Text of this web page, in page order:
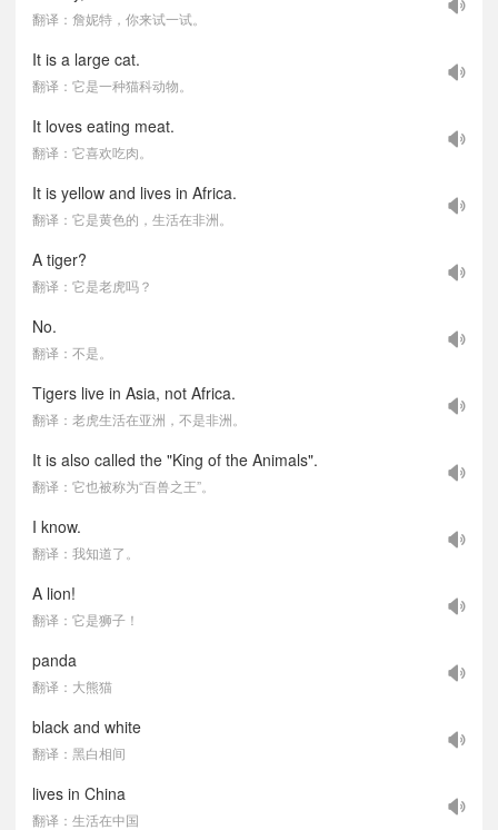
翻译：詹妮特，你来试一试。
It is a large cat.
翻译：它是一种猫科动物。
It loves eating meat.
翻译：它喜欢吃肉。
It is yellow and lives in Africa.
翻译：它是黄色的，生活在非洲。
A tiger?
翻译：它是老虎吗？
No.
翻译：不是。
Tigers live in Asia, not Africa.
翻译：老虎生活在亚洲，不是非洲。
It is also called the "King of the Animals".
翻译：它也被称为“百兽之王”。
I know.
翻译：我知道了。
A lion!
翻译：它是狮子！
panda
翻译：大熊猫
black and white
翻译：黑白相间
lives in China
翻译：生活在中国